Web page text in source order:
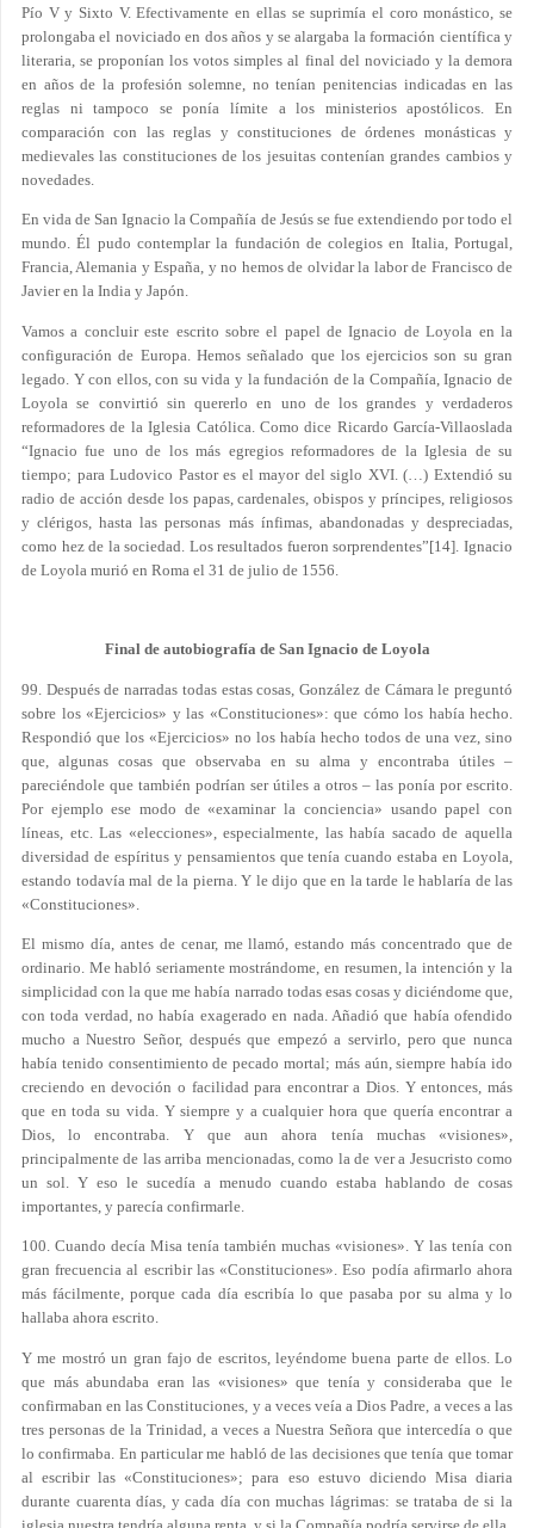
Pío V y Sixto V. Efectivamente en ellas se suprimía el coro monástico, se
prolongaba el noviciado en dos años y se alargaba la formación científica y
literaria, se proponían los votos simples al final del noviciado y la demora
en años de la profesión solemne, no tenían penitencias indicadas en las
reglas ni tampoco se ponía límite a los ministerios apostólicos. En
comparación con las reglas y constituciones de órdenes monásticas y
medievales las constituciones de los jesuitas contenían grandes cambios y
novedades.
En vida de San Ignacio la Compañía de Jesús se fue extendiendo por todo el
mundo. Él pudo contemplar la fundación de colegios en Italia, Portugal,
Francia, Alemania y España, y no hemos de olvidar la labor de Francisco de
Javier en la India y Japón.
Vamos a concluir este escrito sobre el papel de Ignacio de Loyola en la
configuración de Europa. Hemos señalado que los ejercicios son su gran
legado. Y con ellos, con su vida y la fundación de la Compañía, Ignacio de
Loyola se convirtió sin quererlo en uno de los grandes y verdaderos
reformadores de la Iglesia Católica. Como dice Ricardo García-Villaoslada
“Ignacio fue uno de los más egregios reformadores de la Iglesia de su
tiempo; para Ludovico Pastor es el mayor del siglo XVI. (…) Extendió su
radio de acción desde los papas, cardenales, obispos y príncipes, religiosos
y clérigos, hasta las personas más ínfimas, abandonadas y despreciadas,
como hez de la sociedad. Los resultados fueron sorprendentes”[14] . Ignacio
de Loyola murió en Roma el 31 de julio de 1556.
Final de autobiografía de San Ignacio de Loyola
99. Después de narradas todas estas cosas, González de Cámara le preguntó
sobre los «Ejercicios» y las «Constituciones»: que cómo los había hecho.
Respondió que los «Ejercicios» no los había hecho todos de una vez, sino
que, algunas cosas que observaba en su alma y encontraba útiles –
pareciéndole que también podrían ser útiles a otros – las ponía por escrito.
Por ejemplo ese modo de «examinar la conciencia» usando papel con
líneas, etc. Las «elecciones», especialmente, las había sacado de aquella
diversidad de espíritus y pensamientos que tenía cuando estaba en Loyola,
estando todavía mal de la pierna. Y le dijo que en la tarde le hablaría de las
«Constituciones».
El mismo día, antes de cenar, me llamó, estando más concentrado que de
ordinario. Me habló seriamente mostrándome, en resumen, la intención y la
simplicidad con la que me había narrado todas esas cosas y diciéndome que,
con toda verdad, no había exagerado en nada. Añadió que había ofendido
mucho a Nuestro Señor, después que empezó a servirlo, pero que nunca
había tenido consentimiento de pecado mortal; más aún, siempre había ido
creciendo en devoción o facilidad para encontrar a Dios. Y entonces, más
que en toda su vida. Y siempre y a cualquier hora que quería encontrar a
Dios, lo encontraba. Y que aun ahora tenía muchas «visiones»,
principalmente de las arriba mencionadas, como la de ver a Jesucristo como
un sol. Y eso le sucedía a menudo cuando estaba hablando de cosas
importantes, y parecía confirmarle.
100. Cuando decía Misa tenía también muchas «visiones». Y las tenía con
gran frecuencia al escribir las «Constituciones». Eso podía afirmarlo ahora
más fácilmente, porque cada día escribía lo que pasaba por su alma y lo
hallaba ahora escrito.
Y me mostró un gran fajo de escritos, leyéndome buena parte de ellos. Lo
que más abundaba eran las «visiones» que tenía y consideraba que le
confirmaban en las Constituciones, y a veces veía a Dios Padre, a veces a las
tres personas de la Trinidad, a veces a Nuestra Señora que intercedía o que
lo confirmaba. En particular me habló de las decisiones que tenía que tomar
al escribir las «Constituciones»; para eso estuvo diciendo Misa diaria
durante cuarenta días, y cada día con muchas lágrimas: se trataba de si la